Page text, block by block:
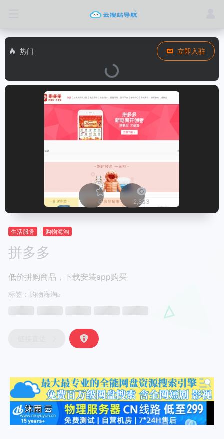
热门 立即入驻
0 2,833
生活服务 购物海淘
拼多多
低价拼购商品，下载安装app购买
标签： 购物海淘